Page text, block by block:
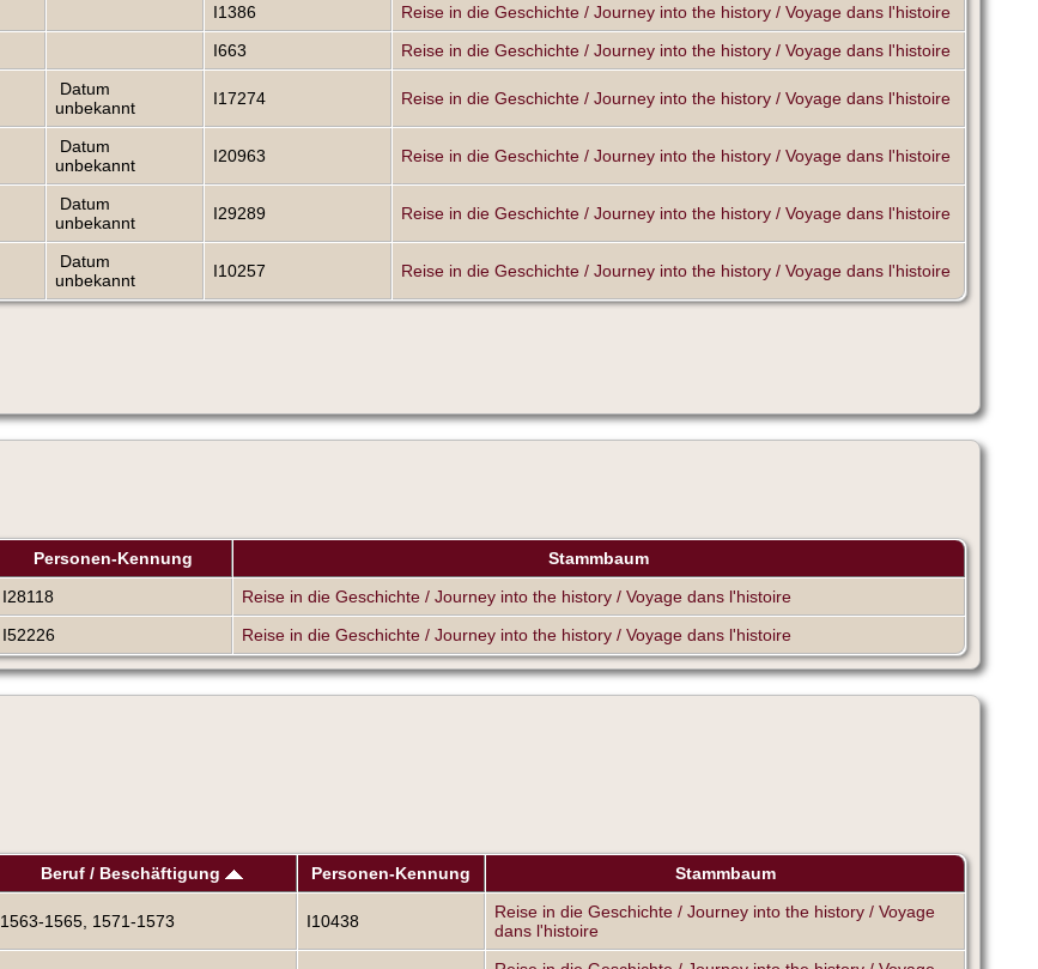
I1386
Reise in die Geschichte / Journey into the history / Voyage dans l'histoire
I663 Reise in die Geschichte / Journey into the history / Voyage dans l'histoire
Datum
unbekannt
I17274 Reise in die Geschichte / Journey into the history / Voyage dans l'histoire
Datum
unbekannt
I20963 Reise in die Geschichte / Journey into the history / Voyage dans l'histoire
Datum
unbekannt
I29289 Reise in die Geschichte / Journey into the history / Voyage dans l'histoire
Datum
unbekannt
I10257 Reise in die Geschichte / Journey into the history / Voyage dans l'histoire
Personen-Kennung
Stammbaum
I28118
Reise in die Geschichte / Journey into the history / Voyage dans l'histoire
I52226 Reise in die Geschichte / Journey into the history / Voyage dans l'histoire
Beruf / Beschäftigung Personen-Kennung Stammbaum
1563-1565, 1571-1573 I10438
Reise in die Geschichte / Journey into the history / Voyage
dans l'histoire